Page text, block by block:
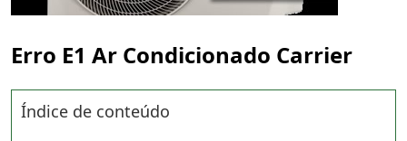
Erro E1 Ar Condicionado Carrier
Índice de conteúdo